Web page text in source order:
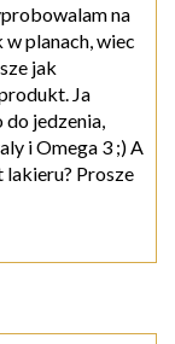
na
w planach, wiec
jak
Ja
jedzenia,
i Omega 3 ;) A
lakieru? Prosze